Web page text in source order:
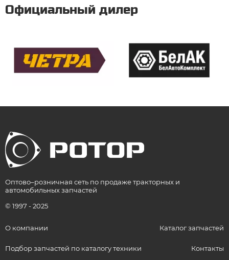
Официальный дилер
Оптово–розничная сеть по продаже тракторных и
автомобильных запчастей
© 1997 - 2025
О компании Каталог запчастей
Подбор запчастей по каталогу техники Контакты